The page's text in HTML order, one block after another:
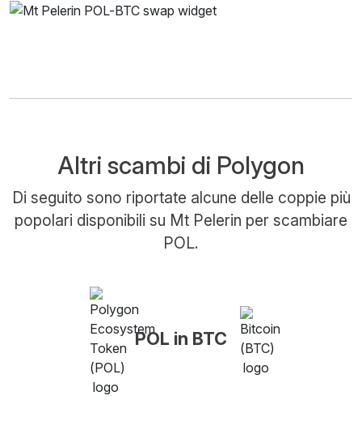
Altri scambi di Polygon
Di seguito sono riportate alcune delle coppie più
popolari disponibili su Mt Pelerin per scambiare
POL.
POL in BTC